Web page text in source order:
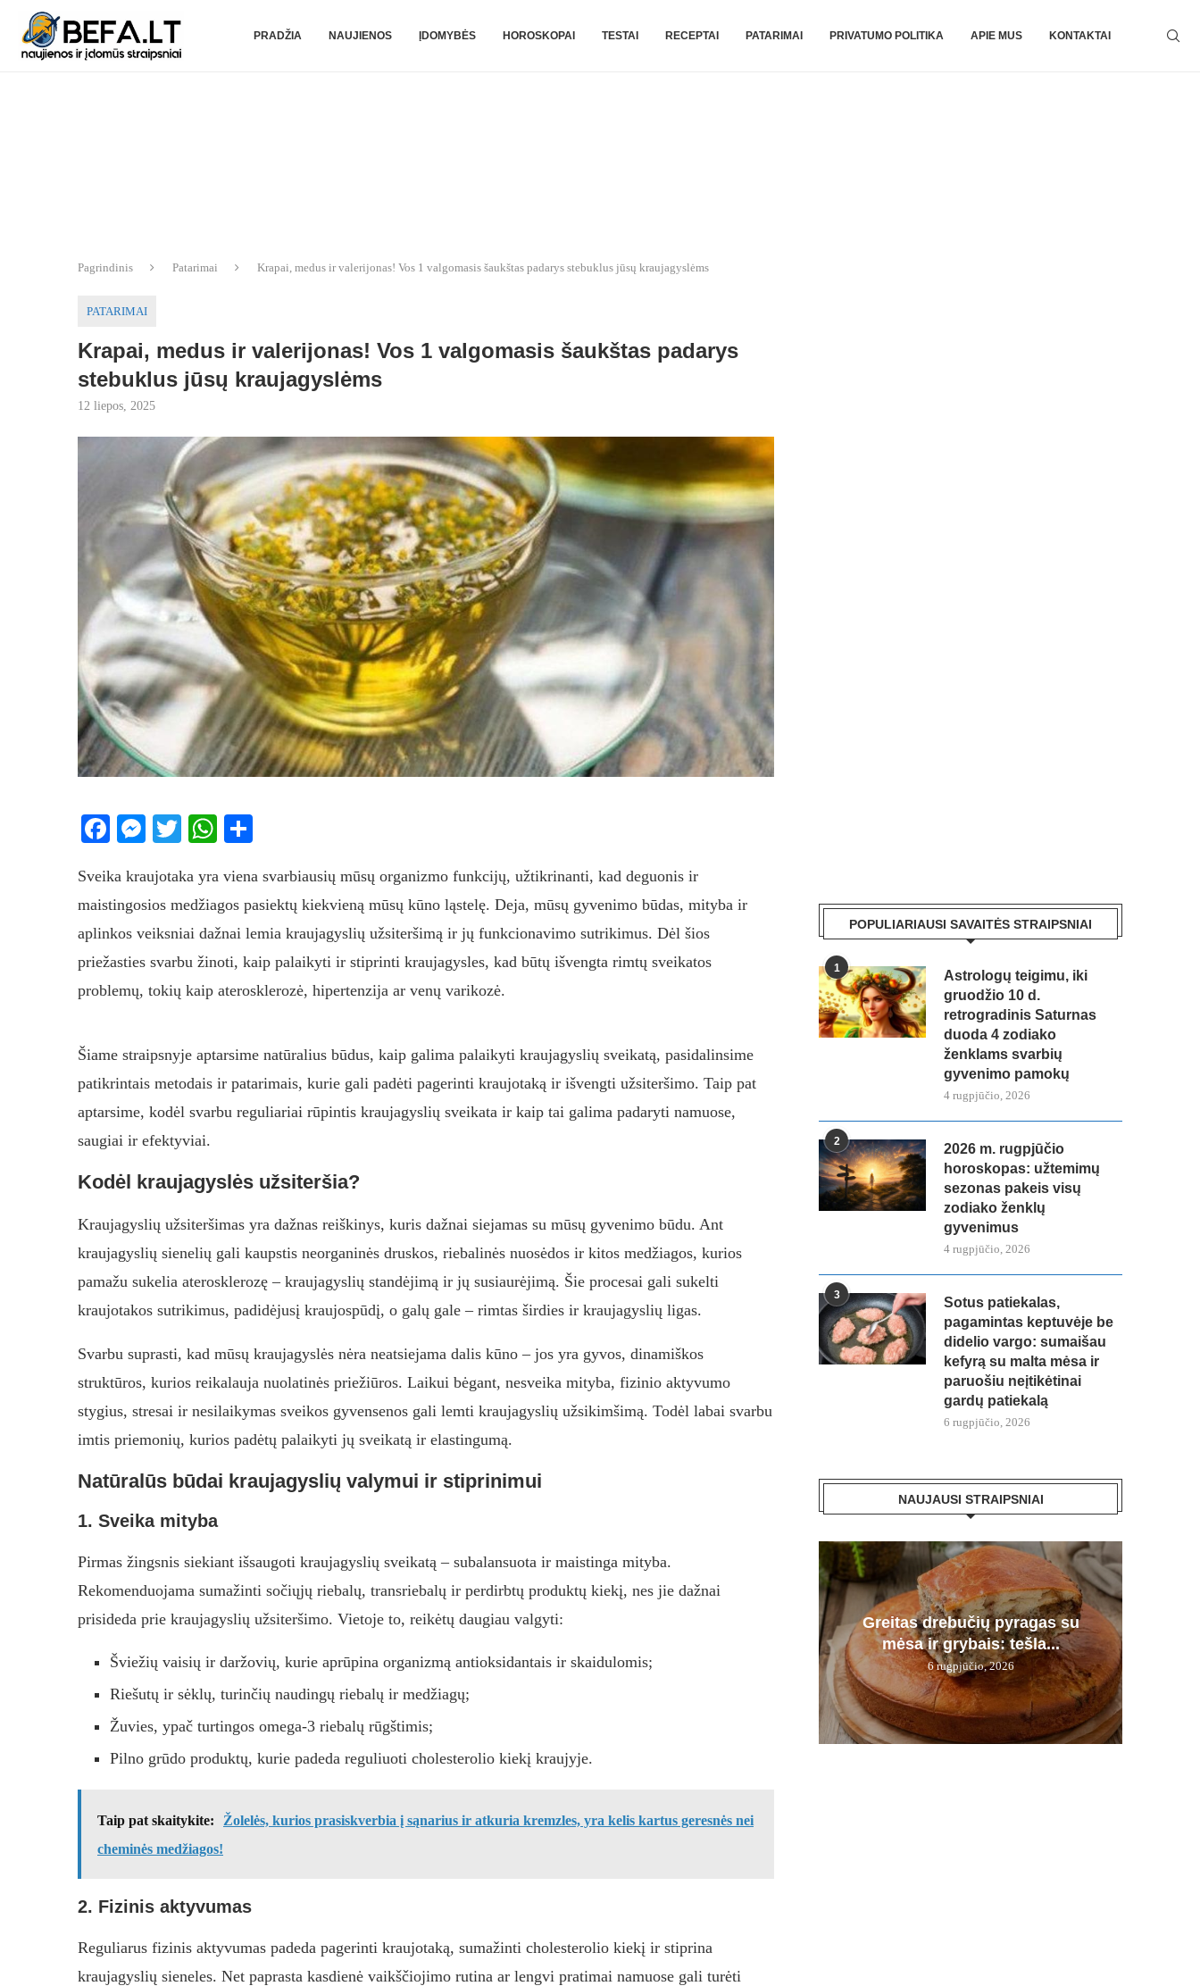
PRADŽIA NAUJIENOS ĮDOMYBĖS HOROSKOPAI TESTAI RECEPTAI PATARIMAI PRIVATUMO POLITIKA APIE MUS KONTAKTAI
Pagrindinis Patarimai Krapai, medus ir valerijonas! Vos 1 valgomasis šaukštas padarys stebuklus jūsų kraujagyslėms
PATARIMAI
Krapai, medus ir valerijonas! Vos 1 valgomasis šaukštas padarys
stebuklus jūsų kraujagyslėms
12 liepos, 2025
Facebook
Messenger
TwitterWhatsApp
Sveika kraujotaka yra viena svarbiausių mūsų organizmo funkcijų, užtikrinanti, kad deguonis ir
maistingosios medžiagos pasiektų kiekvieną mūsų kūno ląstelę. Deja, mūsų gyvenimo būdas, mityba ir
aplinkos veiksniai dažnai lemia kraujagyslių užsiteršimą ir jų funkcionavimo sutrikimus. Dėl šios
priežasties svarbu žinoti, kaip palaikyti ir stiprinti kraujagysles, kad būtų išvengta rimtų sveikatos
problemų, tokių kaip aterosklerozė, hipertenzija ar venų varikozė.
Šiame straipsnyje aptarsime natūralius būdus, kaip galima palaikyti kraujagyslių sveikatą, pasidalinsime
patikrintais metodais ir patarimais, kurie gali padėti pagerinti kraujotaką ir išvengti užsiteršimo. Taip pat
aptarsime, kodėl svarbu reguliariai rūpintis kraujagyslių sveikata ir kaip tai galima padaryti namuose,
saugiai ir efektyviai.
Kodėl kraujagyslės užsiteršia?
Kraujagyslių užsiteršimas yra dažnas reiškinys, kuris dažnai siejamas su mūsų gyvenimo būdu. Ant
kraujagyslių sienelių gali kaupstis neorganinės druskos, riebalinės nuosėdos ir kitos medžiagos, kurios
pamažu sukelia aterosklerozę – kraujagyslių standėjimą ir jų susiaurėjimą. Šie procesai gali sukelti
kraujotakos sutrikimus, padidėjusį kraujospūdį, o galų gale – rimtas širdies ir kraujagyslių ligas.
Svarbu suprasti, kad mūsų kraujagyslės nėra neatsiejama dalis kūno – jos yra gyvos, dinamiškos
struktūros, kurios reikalauja nuolatinės priežiūros. Laikui bėgant, nesveika mityba, fizinio aktyvumo
stygius, stresai ir nesilaikymas sveikos gyvensenos gali lemti kraujagyslių užsikimšimą. Todėl labai svarbu
imtis priemonių, kurios padėtų palaikyti jų sveikatą ir elastingumą.
Natūralūs būdai kraujagyslių valymui ir stiprinimui
1. Sveika mityba
Pirmas žingsnis siekiant išsaugoti kraujagyslių sveikatą – subalansuota ir maistinga mityba.
Rekomenduojama sumažinti sočiųjų riebalų, transriebalų ir perdirbtų produktų kiekį, nes jie dažnai
prisideda prie kraujagyslių užsiteršimo. Vietoje to, reikėtų daugiau valgyti:
Šviežių vaisių ir daržovių, kurie aprūpina organizmą antioksidantais ir skaidulomis;
Riešutų ir sėklų, turinčių naudingų riebalų ir medžiagų;
Žuvies, ypač turtingos omega-3 riebalų rūgštimis;
Pilno grūdo produktų, kurie padeda reguliuoti cholesterolio kiekį kraujyje.
Taip pat skaitykite:
Žolelės, kurios prasiskverbia į sąnarius ir atkuria kremzles, yra kelis kartus geresnės nei
cheminės medžiagos!
2. Fizinis aktyvumas
Reguliarus fizinis aktyvumas padeda pagerinti kraujotaką, sumažinti cholesterolio kiekį ir stiprina
kraujagyslių sieneles. Net paprasta kasdienė vaikščiojimo rutina ar lengvi pratimai namuose gali turėti
POPULIARIAUSI SAVAITĖS STRAIPSNIAI
1
Astrologų teigimu, iki
gruodžio 10 d.
retrogradinis Saturnas
duoda 4 zodiako
ženklams svarbių
gyvenimo pamokų
4 rugpjūčio, 2026
2
2026 m. rugpjūčio
horoskopas: užtemimų
sezonas pakeis visų
zodiako ženklų
gyvenimus
4 rugpjūčio, 2026
3
Sotus patiekalas,
pagamintas keptuvėje be
didelio vargo: sumaišau
kefyrą su malta mėsa ir
paruošiu neįtikėtinai
gardų patiekalą
6 rugpjūčio, 2026
NAUJAUSI STRAIPSNIAI
Greitas drebučių pyragas su
mėsa ir grybais: tešla...
6 rugpjūčio, 2026